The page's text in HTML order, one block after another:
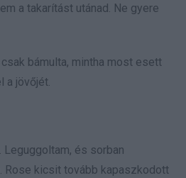
a takarítást utánad. Ne gyere
bámulta, mintha most esett
a jövőjét.
Leguggoltam, és sorban
Rose kicsit tovább kapaszkodott